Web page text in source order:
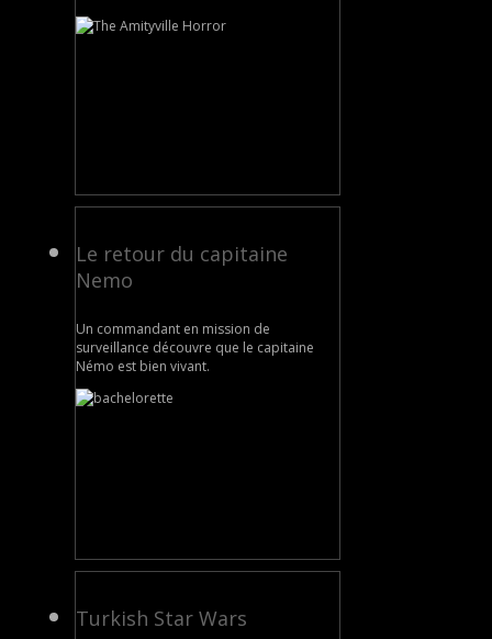
Le retour du capitaine
Nemo
Un commandant en mission de
surveillance découvre que le capitaine
Némo est bien vivant.
Turkish Star Wars